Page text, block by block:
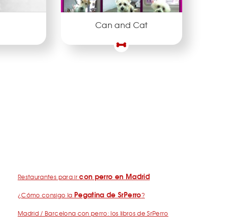
Can and Cat
Restaurantes para ircon perro en Madrid
¿Cómo consigo la Pegatina de SrPerro?
Madrid / Barcelona con perro: los libros de SrPerro